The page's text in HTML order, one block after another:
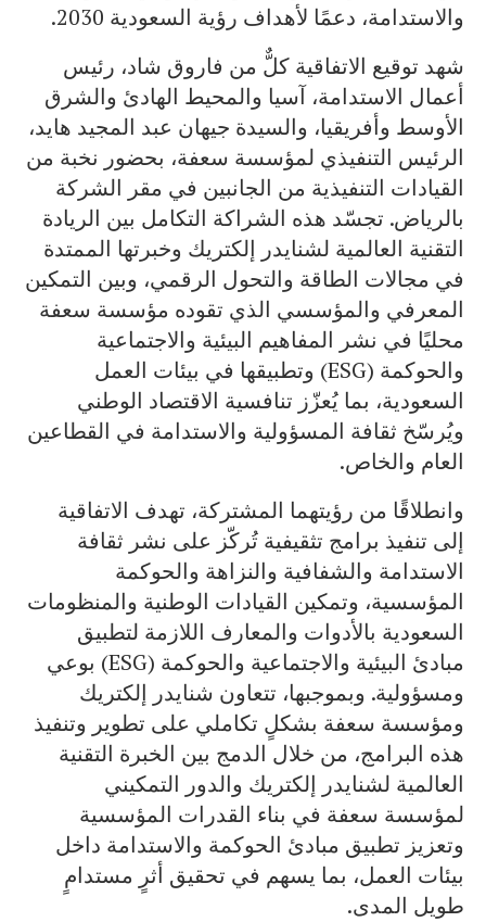
والاستدامة، دعمًا لأهداف رؤية السعودية 2030.
شهد توقيع الاتفاقية كلٌّ من فاروق شاد، رئيس
أعمال الاستدامة، آسيا والمحيط الهادئ والشرق
الأوسط وأفريقيا، والسيدة جيهان عبد المجيد هايد،
الرئيس التنفيذي لمؤسسة سعفة، بحضور نخبة من
القيادات التنفيذية من الجانبين في مقر الشركة
بالرياض. تجسّد هذه الشراكة التكامل بين الريادة
التقنية العالمية لشنايدر إلكتريك وخبرتها الممتدة
في مجالات الطاقة والتحول الرقمي، وبين التمكين
المعرفي والمؤسسي الذي تقوده مؤسسة سعفة
محليًا في نشر المفاهيم البيئية والاجتماعية
والحوكمة (ESG) وتطبيقها في بيئات العمل
السعودية، بما يُعزّز تنافسية الاقتصاد الوطني
ويُرسّخ ثقافة المسؤولية والاستدامة في القطاعين
العام والخاص.
وانطلاقًا من رؤيتهما المشتركة، تهدف الاتفاقية
إلى تنفيذ برامج تثقيفية تُركّز على نشر ثقافة
الاستدامة والشفافية والنزاهة والحوكمة
المؤسسية، وتمكين القيادات الوطنية والمنظومات
السعودية بالأدوات والمعارف اللازمة لتطبيق
مبادئ البيئية والاجتماعية والحوكمة (ESG) بوعي
ومسؤولية. وبموجبها، تتعاون شنايدر إلكتريك
ومؤسسة سعفة بشكلٍ تكاملي على تطوير وتنفيذ
هذه البرامج، من خلال الدمج بين الخبرة التقنية
العالمية لشنايدر إلكتريك والدور التمكيني
لمؤسسة سعفة في بناء القدرات المؤسسية
وتعزيز تطبيق مبادئ الحوكمة والاستدامة داخل
بيئات العمل، بما يسهم في تحقيق أثرٍ مستدامٍ
طويل المدى.